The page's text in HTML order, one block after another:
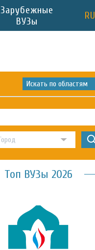
Зарубежные
ВУЗы
RU
Искать по областям
Топ ВУЗы 2026